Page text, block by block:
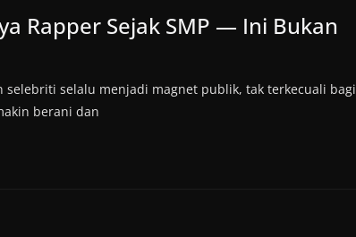
Rapper Sejak SMP — Ini Bukan
selalu menjadi magnet publik, tak terkecuali bagi
berani dan